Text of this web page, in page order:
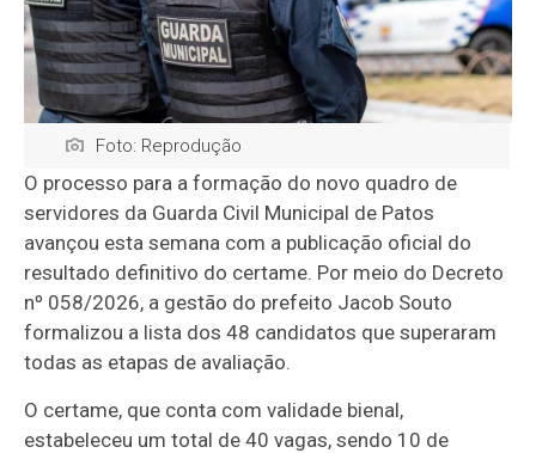
Foto: Reprodução
O processo para a formação do novo quadro de
servidores da Guarda Civil Municipal de Patos
avançou esta semana com a publicação oficial do
resultado definitivo do certame. Por meio do Decreto
nº 058/2026, a gestão do prefeito Jacob Souto
formalizou a lista dos 48 candidatos que superaram
todas as etapas de avaliação.
O certame, que conta com validade bienal,
estabeleceu um total de 40 vagas, sendo 10 de